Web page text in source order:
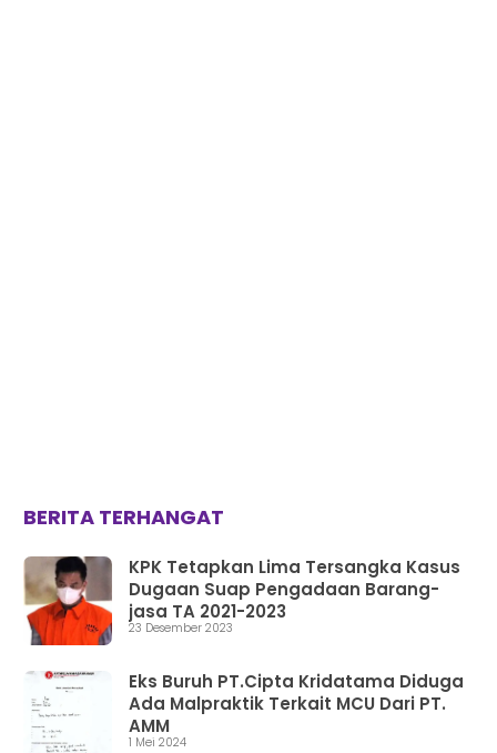
BERITA TERHANGAT
KPK Tetapkan Lima Tersangka Kasus
Dugaan Suap Pengadaan Barang-
jasa TA 2021-2023
23 Desember 2023
Eks Buruh PT.Cipta Kridatama Diduga
Ada Malpraktik Terkait MCU Dari PT.
AMM
1 Mei 2024